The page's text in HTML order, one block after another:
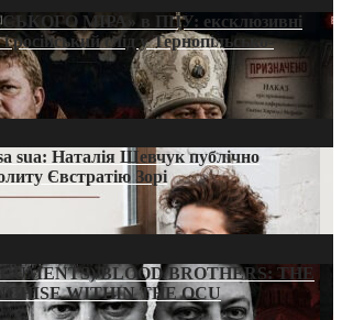
МІРА» в ПЦУ: ексклюзивні
російський слід у Тернопільсько-
sua: Наталія Шевчук публічно
Євстратію Зорі
BLOOD BROTHERS: THE
WITHIN THE OCU